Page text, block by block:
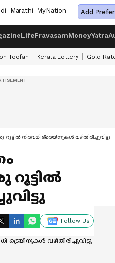
Marathi MyNation Add
LifePravasamMoneyYatra
Toofan Kerala Lottery Gold
നിരവധി ട്രെയിനുകൾ വഴിതിരിച്ചുവിട്ടു
റൂട്ടിൽ
Follow Us